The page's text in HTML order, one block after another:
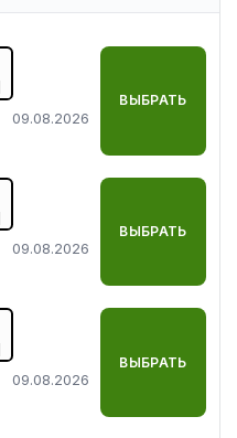
09.08.2026
ВЫБРАТЬ
09.08.2026
ВЫБРАТЬ
09.08.2026
ВЫБРАТЬ